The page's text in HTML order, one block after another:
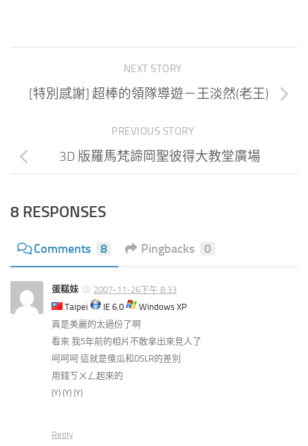
NEXT STORY
[特別感謝] 超棒的領隊導遊－王淡然(老王)
PREVIOUS STORY
3D 版羅馬梵諦岡聖彼得大教堂廣場
8 RESPONSES
Comments 8 Pingbacks 0
蛋糕妹
2007-11-26下午 8:33
Taipei
IE 6.0
Windows XP
真是美麗的太過份了啊
看來 我5年前的相片不敢拿出來見人了
呵呵呵 這就是傻瓜和DSLR的差別
用錢ㄎㄨㄥ起來的
(Y) (Y) (Y)
Reply